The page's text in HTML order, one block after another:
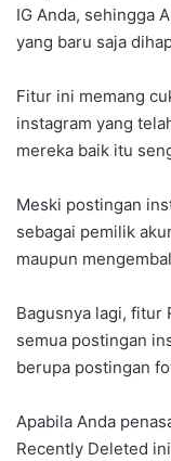
IG Anda, sehingga
yang baru saja
Fitur ini memang
instagram yang
mereka baik itu
Meski postingan
sebagai pemilik
maupun
Bagusnya lagi, fitur
semua postingan
berupa postingan
Apabila Anda
Recently Deleted